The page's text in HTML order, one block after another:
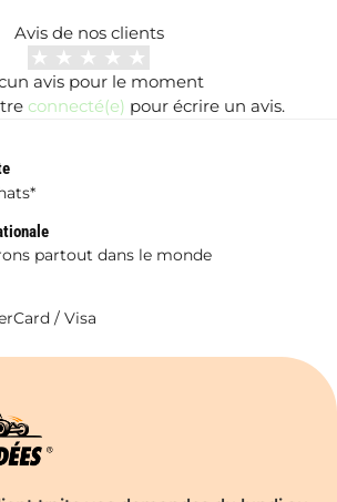
Avis de nos clients
avis pour le moment
connecté(e) pour écrire un avis.
partout dans le monde
/ Visa